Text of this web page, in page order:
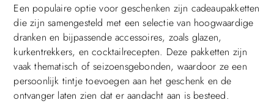
Een populaire optie voor geschenken zijn cadeaupakketten
die zijn samengesteld met een selectie van hoogwaardige
dranken en bijpassende accessoires, zoals glazen,
kurkentrekkers, en cocktailrecepten. Deze pakketten zijn
vaak thematisch of seizoensgebonden, waardoor ze een
persoonlijk tintje toevoegen aan het geschenk en de
ontvanger laten zien dat er aandacht aan is besteed.